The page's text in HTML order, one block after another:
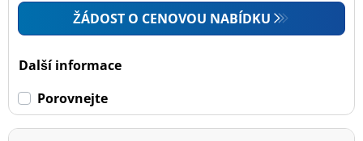
ŽÁDOST O CENOVOU NABÍDKU
Další informace
Porovnejte